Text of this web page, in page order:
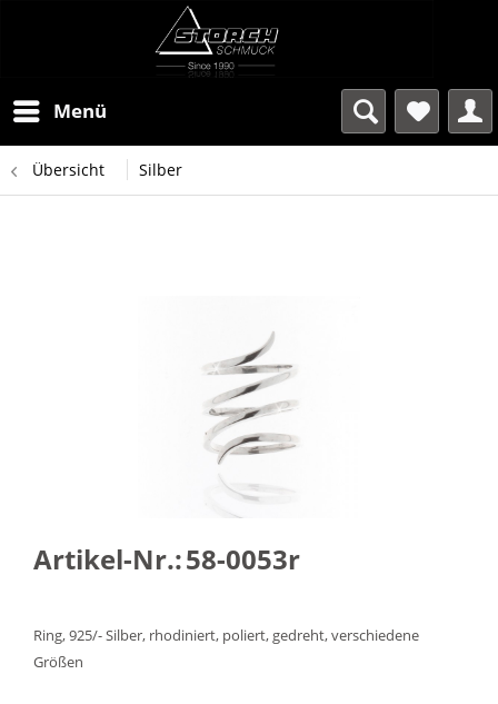
Menü
Übersicht Silber
Artikel-Nr.:58-0053r
Ring, 925/- Silber, rhodiniert, poliert, gedreht, verschiedene
Größen